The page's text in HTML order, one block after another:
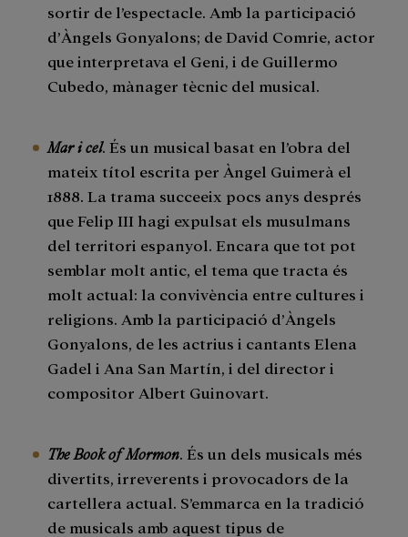
sortir de l’espectacle. Amb la participació
d’Àngels Gonyalons; de David Comrie, actor
que interpretava el Geni, i de Guillermo
Cubedo, mànager tècnic del musical.
Mar i cel. És un musical basat en l’obra del
mateix títol escrita per Àngel Guimerà el
1888. La trama succeeix pocs anys després
que Felip III hagi expulsat els musulmans
del territori espanyol. Encara que tot pot
semblar molt antic, el tema que tracta és
molt actual: la convivència entre cultures i
religions. Amb la participació d’Àngels
Gonyalons, de les actrius i cantants Elena
Gadel i Ana San Martín, i del director i
compositor Albert Guinovart.
The Book of Mormon . És un dels musicals més
divertits, irreverents i provocadors de la
cartellera actual. S’emmarca en la tradició
de musicals amb aquest tipus de